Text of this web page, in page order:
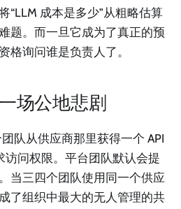
“LLM 成本是多少”从粗略估算
题。而一旦它成为了真正的预
格询问谁是负责人了。
场公地悲剧
队从供应商那里获得一个 API
访问权限。平台团队默认会提
当三四个团队使用同一个供应
了组织中最大的无人管理的共